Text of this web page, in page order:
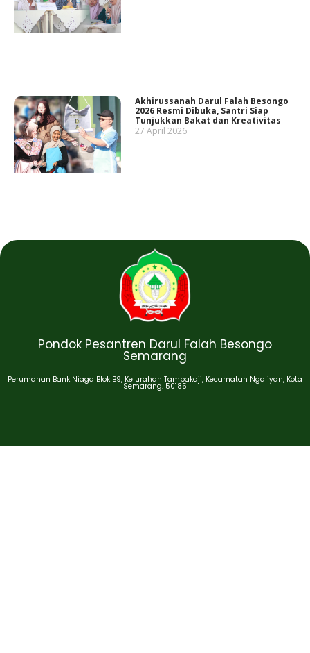
Akhirussanah Darul Falah Besongo
2026 Resmi Dibuka, Santri Siap
Tunjukkan Bakat dan Kreativitas
27 April 2026
Pondok Pesantren Darul Falah Besongo
Semarang
Perumahan Bank Niaga Blok B9, Kelurahan Tambakaji, Kecamatan Ngaliyan, Kota
Semarang. 50185